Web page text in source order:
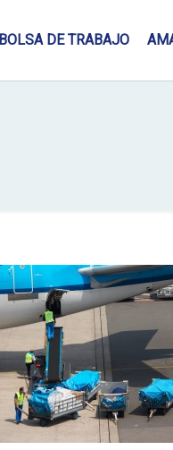
BOLSA DE TRABAJO